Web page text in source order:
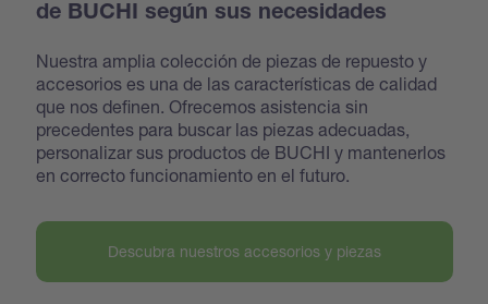
de BUCHI según sus necesidades
Nuestra amplia colección de piezas de repuesto y
accesorios es una de las características de calidad
que nos definen. Ofrecemos asistencia sin
precedentes para buscar las piezas adecuadas,
personalizar sus productos de BUCHI y mantenerlos
en correcto funcionamiento en el futuro.
Descubra nuestros accesorios y piezas